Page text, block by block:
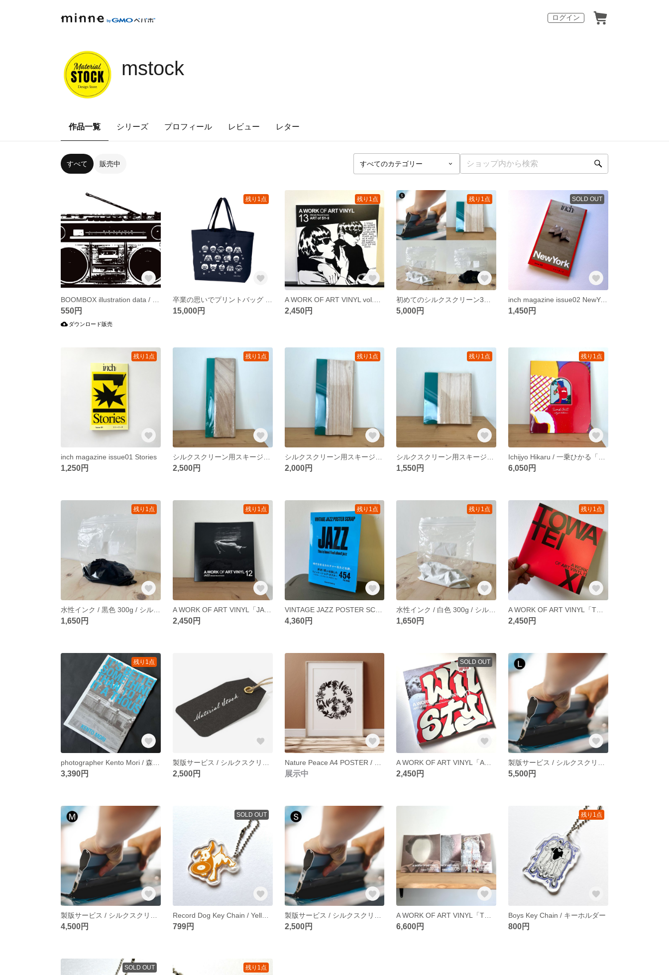
ログイン
mstock
作品一覧 シリーズ プロフィール レビュー レター
すべて 販売中
550円
ダウンロード販売
残り1点
15,000円
残り1点
2,450円
残り1点
5,000円
SOLD OUT
inch magazine issue02 NewYork
1,450円
残り1点
inch magazine issue01 Stories
1,250円
残り1点
2,500円
残り1点
2,000円
残り1点
1,550円
残り1点
6,050円
残り1点
1,650円
残り1点
A WORK OF ART VINYL「JAZZ」vol.12 / ジャズ レコードカバー
2,450円
残り1点
VINTAGE JAZZ POSTER SCRAP/ ビンテージ・ジャズ・ポスター スクラップ
4,360円
残り1点
1,650円
残り1点
2,450円
残り1点
3,390円 2,500円 展示中
SOLD OUT
2,450円 5,500円
4,500円
SOLD OUT
Record Dog Key Chain / Yellow / キーホルダー
799円 2,500円 6,600円
残り1点
Boys Key Chain / キーホルダー
800円
SOLD OUT 残り1点